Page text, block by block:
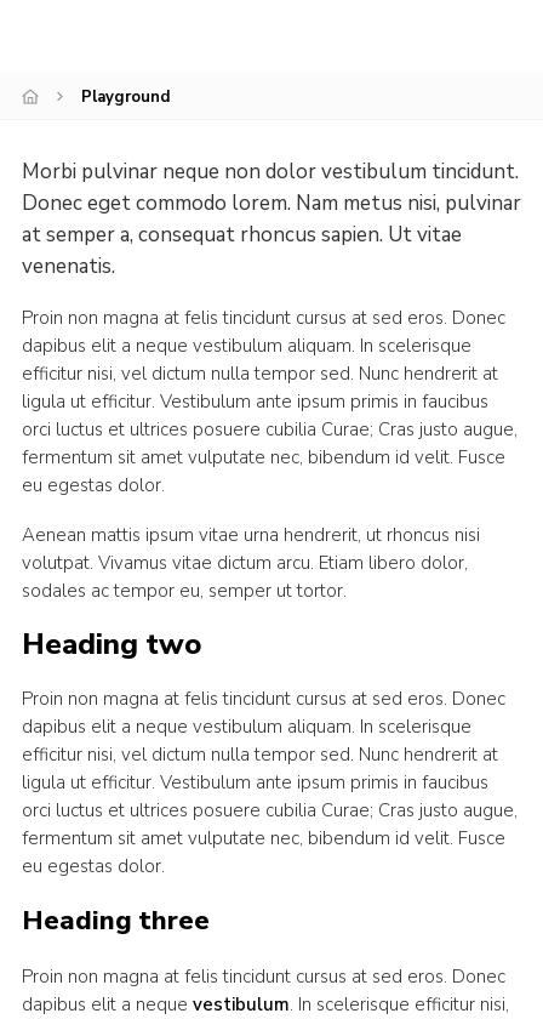
Playground
Morbi pulvinar neque non dolor vestibulum tincidunt.
Donec eget commodo lorem. Nam metus nisi, pulvinar
at semper a, consequat rhoncus sapien. Ut vitae
venenatis.
Proin non magna at felis tincidunt cursus at sed eros. Donec
dapibus elit a neque vestibulum aliquam. In scelerisque
efficitur nisi, vel dictum nulla tempor sed. Nunc hendrerit at
ligula ut efficitur. Vestibulum ante ipsum primis in faucibus
orci luctus et ultrices posuere cubilia Curae; Cras justo augue,
fermentum sit amet vulputate nec, bibendum id velit. Fusce
eu egestas dolor.
Aenean mattis ipsum vitae urna hendrerit, ut rhoncus nisi
volutpat. Vivamus vitae dictum arcu. Etiam libero dolor,
sodales ac tempor eu, semper ut tortor.
Heading two
Proin non magna at felis tincidunt cursus at sed eros. Donec
dapibus elit a neque vestibulum aliquam. In scelerisque
efficitur nisi, vel dictum nulla tempor sed. Nunc hendrerit at
ligula ut efficitur. Vestibulum ante ipsum primis in faucibus
orci luctus et ultrices posuere cubilia Curae; Cras justo augue,
fermentum sit amet vulputate nec, bibendum id velit. Fusce
eu egestas dolor.
Heading three
Proin non magna at felis tincidunt cursus at sed eros. Donec
dapibus elit a neque vestibulum. In scelerisque efficitur nisi,